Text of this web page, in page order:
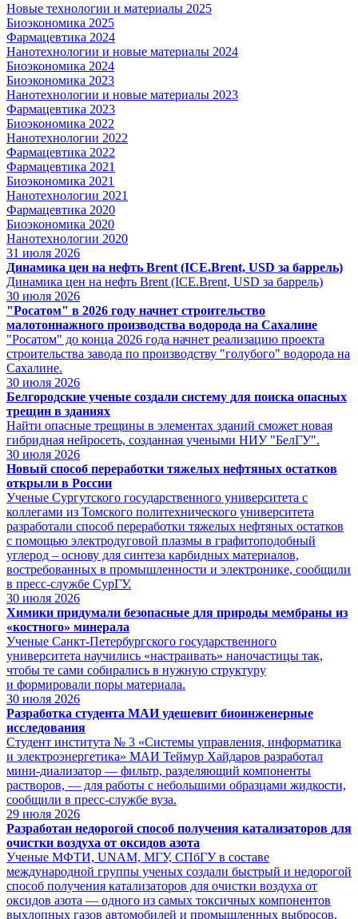
Новые технологии и материалы 2025
Биоэкономика 2025
Фармацевтика 2024
Нанотехнологии и новые материалы 2024
Биоэкономика 2024
Биоэкономика 2023
Нанотехнологии и новые материалы 2023
Фармацевтика 2023
Биоэкономика 2022
Нанотехнологии 2022
Фармацевтика 2022
Фармацевтика 2021
Биоэкономика 2021
Нанотехнологии 2021
Фармацевтика 2020
Биоэкономика 2020
Нанотехнологии 2020
31 июля 2026
Динамика цен на нефть Brent (ICE.Brent, USD за баррель)
Динамика цен на нефть Brent (ICE.Brent, USD за баррель)
30 июля 2026
"Росатом" в 2026 году начнет строительство
малотоннажного производства водорода на Сахалине
"Росатом" до конца 2026 года начнет реализацию проекта
строительства завода по производству "голубого" водорода на
Сахалине.
30 июля 2026
Белгородские ученые создали систему для поиска опасных
трещин в зданиях
Найти опасные трещины в элементах зданий сможет новая
гибридная нейросеть, созданная учеными НИУ "БелГУ".
30 июля 2026
Новый способ переработки тяжелых нефтяных остатков
открыли в России
Ученые Сургутского государственного университета с
коллегами из Томского политехнического университета
разработали способ переработки тяжелых нефтяных остатков
с помощью электродуговой плазмы в графитоподобный
углерод – основу для синтеза карбидных материалов,
востребованных в промышленности и электронике, сообщили
в пресс-службе СурГУ.
30 июля 2026
Химики придумали безопасные для природы мембраны из
«костного» минерала
Ученые Санкт‑Петербургского государственного
университета научились «настраивать» наночастицы так,
чтобы те сами собирались в нужную структуру
и формировали поры материала.
30 июля 2026
Разработка студента МАИ удешевит биоинженерные
исследования
Студент института № 3 «Системы управления, информатика
и электроэнергетика» МАИ Теймур Хайдаров разработал
мини-диализатор — фильтр, разделяющий компоненты
растворов, — для работы с небольшими образцами жидкости,
сообщили в пресс-службе вуза.
29 июля 2026
Разработан недорогой способ получения катализаторов для
очистки воздуха от оксидов азота
Ученые МФТИ, UNAM, МГУ, СПбГУ в составе
международной группы ученых создали быстрый и недорогой
способ получения катализаторов для очистки воздуха от
оксидов азота — одного из самых токсичных компонентов
выхлопных газов автомобилей и промышленных выбросов.